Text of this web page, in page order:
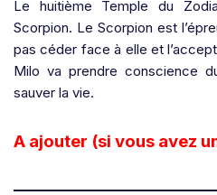
Le huitième Temple du
Scorpion. Le Scorpion est
pas céder face à elle et
Milo va prendre conscience
sauver la vie.
A ajouter (si vous avez